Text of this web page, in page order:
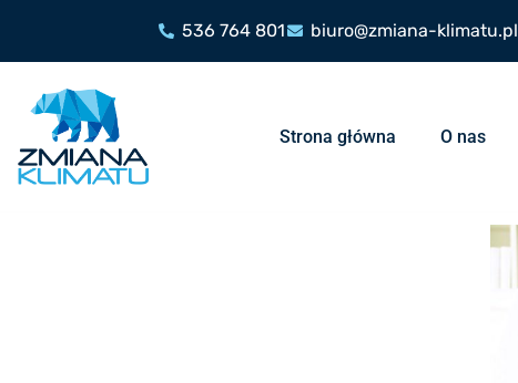
536 764 801 biuro@zmiana-klimatu.pl
Strona główna O nas